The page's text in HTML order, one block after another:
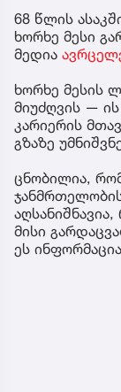
68 წლის
ხორხე მესი
მედია
ხორხე მესის
მიუძღვის —
კარიერის
გზაზე
ცნობილია,
მისი
ეს